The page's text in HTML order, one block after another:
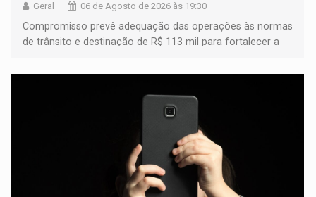
Geral 06 de Agosto de 2026 às 19:30
Compromisso prevê adequação das operações às normas
de trânsito e destinação de R$ 113 mil para fortalecer a